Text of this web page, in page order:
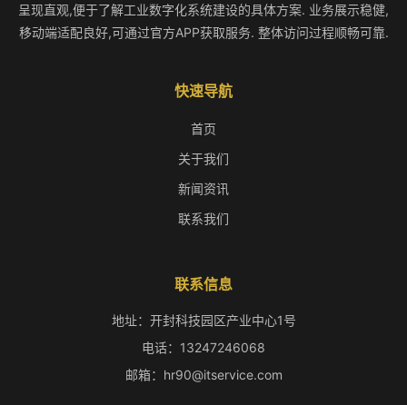
呈现直观,便于了解工业数字化系统建设的具体方案. 业务展示稳健,
移动端适配良好,可通过官方APP获取服务. 整体访问过程顺畅可靠.
快速导航
首页
关于我们
新闻资讯
联系我们
联系信息
地址：开封科技园区产业中心1号
电话：13247246068
邮箱：hr90@itservice.com